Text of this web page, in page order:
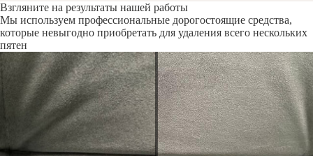
Взгляните на результаты нашей работы
Мы используем профессиональные дорогостоящие средства,
которые невыгодно приобретать для удаления всего нескольких
пятен